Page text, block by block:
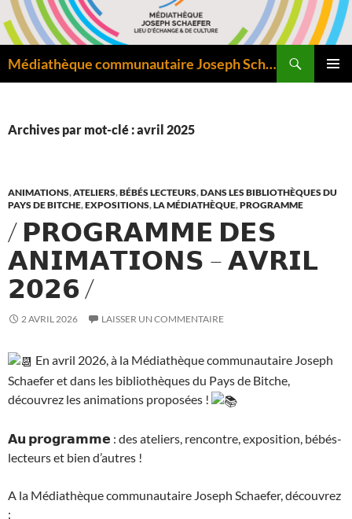
Aller
au
contenu
Médiathèque communautaire Joseph Schaefer de Bitche – Pôle départemental de lecture publique
Archives par mot-clé : avril 2025
ANIMATIONS,ATELIERS,BÉBÉS LECTEURS,DANS LES BIBLIOTHÈQUES DU
PAYS DE BITCHE,EXPOSITIONS,LA MÉDIATHÈQUE,PROGRAMME
/ 𝗣𝗥𝗢𝗚𝗥𝗔𝗠𝗠𝗘 𝗗𝗘𝗦
𝗔𝗡𝗜𝗠𝗔𝗧𝗜𝗢𝗡𝗦 – 𝗔𝗩𝗥𝗜𝗟
𝟮𝟬𝟮𝟲 /
2 AVRIL 2026 LAISSER UN COMMENTAIRE
En avril 2026, à la Médiathèque communautaire Joseph
Schaefer et dans les bibliothèques du Pays de Bitche,
découvrez les animations proposées !
𝗔𝘂 𝗽𝗿𝗼𝗴𝗿𝗮𝗺𝗺𝗲 : des ateliers, rencontre, exposition, bébés-
lecteurs et bien d’autres !
A la Médiathèque communautaire Joseph Schaefer, découvrez
: